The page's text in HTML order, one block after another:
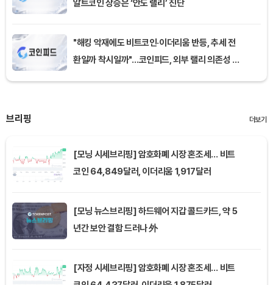
알트코인 상승은 ‘안도 랠리’ 진단
"해킹 악재에도 비트코인·이더리움 반등, 추세 전
환일까 착시일까"…코인피드, 외부 랠리 의존성 진
브리핑 더보기
[모닝 시세브리핑] 암호화폐 시장 혼조세… 비트
코인 64,849달러, 이더리움 1,917달러
[모닝 뉴스브리핑] 하드웨어 지갑 콜드카드, 약 5
년간 보안 결함 드러나 外
[자정 시세브리핑] 암호화폐 시장 혼조세… 비트